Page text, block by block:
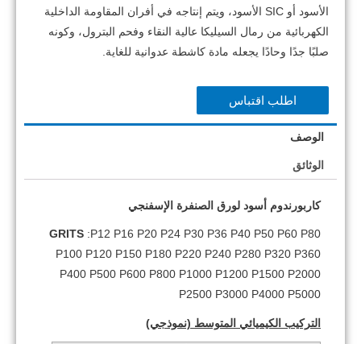
الأسود أو SIC الأسود، ويتم إنتاجه في أفران المقاومة الداخلية
الكهربائية من رمال السيليكا عالية النقاء وفحم البترول، وكونه
صلبًا جدًا وحادًا يجعله مادة كاشطة عدوانية للغاية.
اطلب اقتباس
الوصف
الوثائق
كاربورندوم أسود لورق الصنفرة الإسفنجي
GRITS :P12 P16 P20 P24 P30 P36 P40 P50 P60 P80
P100 P120 P150 P180 P220 P240 P280 P320 P360
P400 P500 P600 P800 P1000 P1200 P1500 P2000
P2500 P3000 P4000 P5000
التركيب الكيميائي المتوسط ​​(نموذجي)